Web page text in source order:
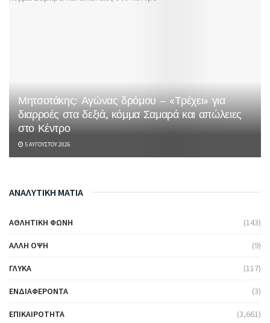
Μητσοτάκης: Αγώνας δρόμου – «Τρέχει» για
διαρροές στα δεξιά, κόμμα Σαμαρά και απώλειες
στο Κέντρο
5 ΑΥΓΟΎΣΤΟΥ 2026
ΑΝΑΛΥΤΙΚΗ ΜΑΤΙΑ
ΑΘΛΗΤΙΚΉ ΦΩΝΉ (143)
ΆΛΛΗ ΌΨΗ (9)
ΓΛΥΚΆ (117)
ΕΝΔΙΑΦΈΡΟΝΤΑ (3)
ΕΠΙΚΑΙΡΌΤΗΤΑ (3,661)